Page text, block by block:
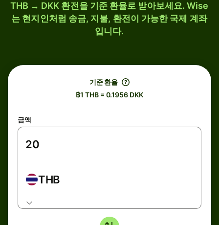
THB → DKK 환전을 기준 환율로 받아보세요. Wise
는 현지인처럼 송금, 지불, 환전이 가능한 국제 계좌
입니다.
기준 환율
฿1 THB = 0.1956 DKK
금액
THB